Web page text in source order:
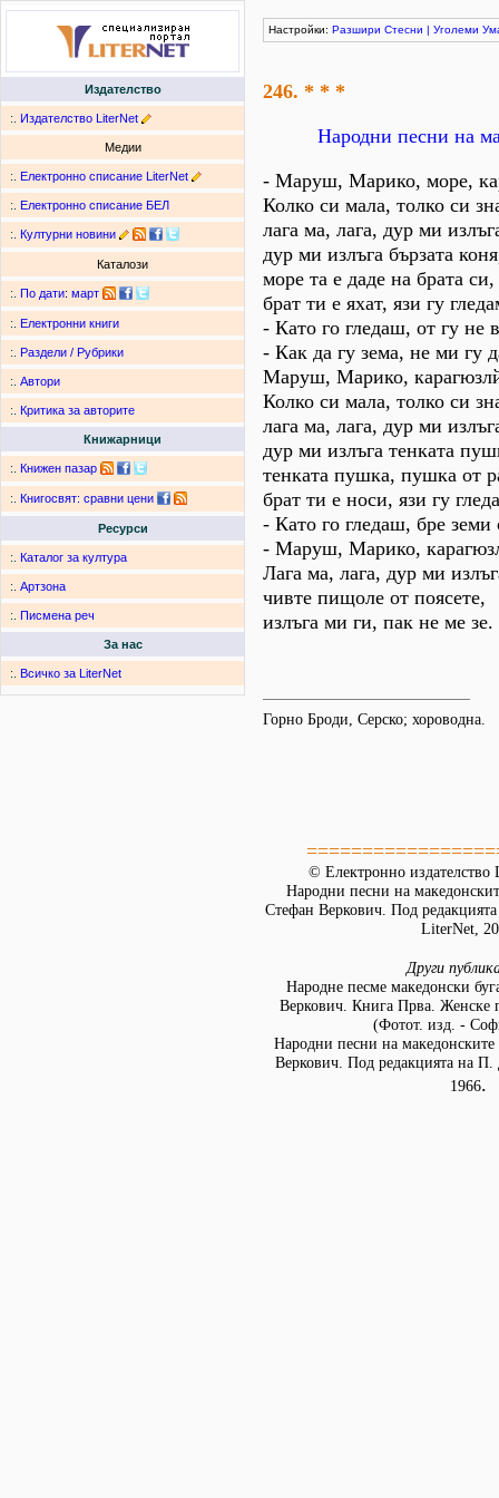
Издателство
:. Издателство LiterNet
Медии
:. Електронно списание LiterNet
:. Електронно списание БЕЛ
:. Културни новини
Каталози
:. По дати: март
:. Електронни книги
:. Раздели / Рубрики
:. Автори
:. Критика за авторите
Книжарници
:. Книжен пазар
:. Книгосвят: сравни цени
Ресурси
:. Каталог за култура
:. Артзона
:. Писмена реч
За нас
:. Всичко за LiterNet
Настройки: Разшири Стесни | Уголеми
246. * * *
Народни песни на
- Маруш, Марико, море,
Колко си мала, толко си
лага ма, лага, дур ми
дур ми излъга бързата
море та е даде на брата си,
брат ти е яхат, язи гу
- Като го гледаш, от гу не
- Как да гу зема, не ми гу
Маруш, Марико,
Колко си мала, толко си
лага ма, лага, дур ми
дур ми излъга тенката
тенката пушка, пушка от
брат ти е носи, язи гу
- Като го гледаш, бре земи
- Маруш, Марико,
Лага ма, лага, дур ми
чивте пищоле от поясете,
излъга ми ги, пак не ме зе.
Горно Броди, Серско; хороводна.
© Електронно издателство
Народни песни на
Стефан Веркович. Под
LiterNet,
Други
Народне песме македонски
Веркович. Книга Прва. Женске
(Фотот. изд. -
Народни песни на
Веркович. Под редакцията на
1966.